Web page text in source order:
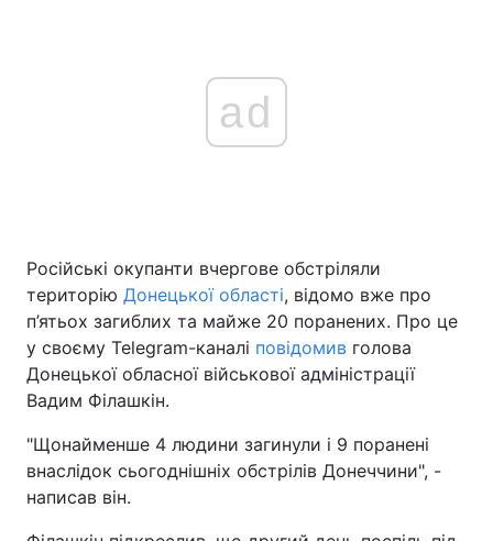
ad
Російські окупанти вчергове обстріляли
територію Донецької області, відомо вже про
п’ятьох загиблих та майже 20 поранених. Про це
у своєму Telegram-каналі повідомив голова
Донецької обласної військової адміністрації
Вадим Філашкін.
"Щонайменше 4 людини загинули і 9 поранені
внаслідок сьогоднішніх обстрілів Донеччини", -
написав він.